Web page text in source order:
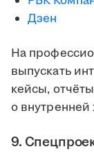
Дзен
На
выпускать
кейсы,
о
9.